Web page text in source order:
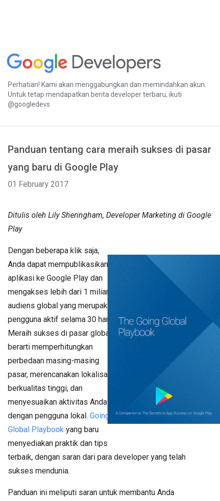
Perhatian! Kami akan menggabungkan dan memindahkan akun.
Untuk tetap mendapatkan berita developer terbaru, ikuti
@googledevs
Panduan tentang cara meraih sukses di pasar
yang baru di Google Play
01 February 2017
Ditulis oleh Lily Sheringham, Developer Marketing di Google
Play
Dengan beberapa klik saja,
Anda dapat mempublikasikan
aplikasi ke Google Play dan
mengakses lebih dari 1 miliar
audiens global yang merupakan
pengguna aktif selama 30 hari.
Meraih sukses di pasar global
berarti memperhitungkan
perbedaan masing-masing
pasar, merencanakan lokalisasi
berkualitas tinggi, dan
menyesuaikan aktivitas Anda
dengan pengguna lokal. Going
Global Playbook yang baru
menyediakan praktik dan tips
terbaik, dengan saran dari para developer yang telah
sukses mendunia.
Panduan ini meliputi saran untuk membantu Anda